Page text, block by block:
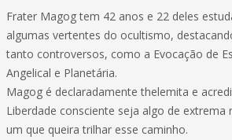
Frater Magog tem 42 anos e 22 deles
algumas vertentes do ocultismo,
tanto controversos, como a Evocação de
Angelical e Planetária.
Magog é declaradamente thelemita e
Liberdade consciente seja algo de extrema
um que queira trilhar esse caminho.